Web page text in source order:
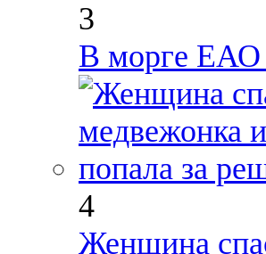
3
В морге ЕАО
4
Женщина